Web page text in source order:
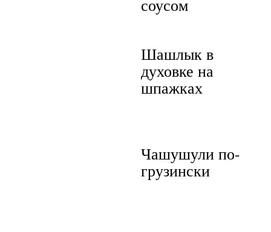
соусом
Шашлык в
духовке на
шпажках
Чашушули по-
грузински